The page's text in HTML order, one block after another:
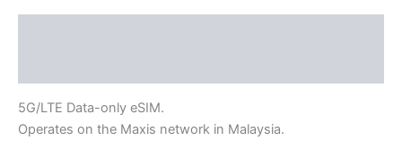
5G/LTE Data-only eSIM.
Operates on the Maxis network in Malaysia.